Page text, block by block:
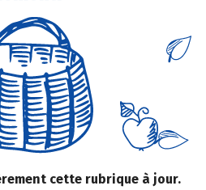
cette rubrique à jour.